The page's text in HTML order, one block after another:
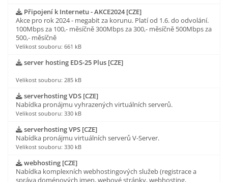
Připojení k Internetu - AKCE2024 [CZE]
Akce pro rok 2024 - megabit za korunu. Platí od 1.6. do odvolání.
100Mbps za 100,- měsíčně 300Mbps za 300,- měsíčně 500Mbps za
500,- měsíčně
Velikost souboru: 661 kB
server hosting EDS-25 Plus [CZE]
Velikost souboru: 285 kB
serverhosting VDS [CZE]
Nabídka pronájmu vyhrazených virtuálních serverů.
Velikost souboru: 330 kB
serverhosting VPS [CZE]
Nabídka pronájmu virtuálních serverů V-Server.
Velikost souboru: 330 kB
webhosting [CZE]
Nabídka komplexních webhostingových služeb (registrace a
správa doménových jmen, webové stránky, webhosting,